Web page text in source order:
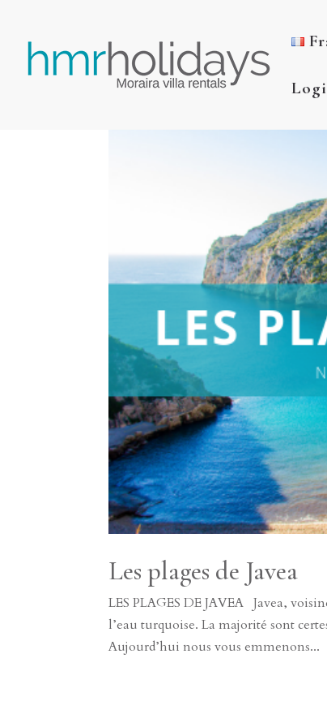
Les plages de Javea
LES PLAGES DE JAVEA Javea,
l’eau turquoise. La majorité sont
Aujourd’hui nous vous emmenons...